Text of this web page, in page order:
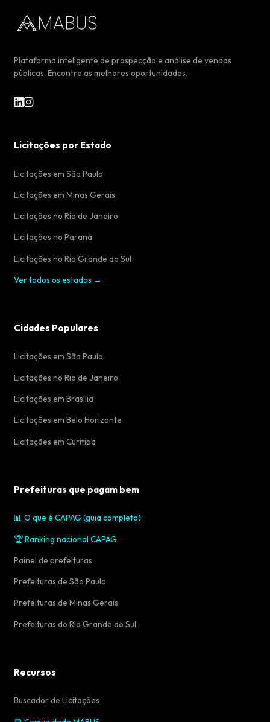
Plataforma inteligente de prospecção e análise de vendas
públicas. Encontre as melhores oportunidades.
Licitações por Estado
Licitações em São Paulo
Licitações em Minas Gerais
Licitações no Rio de Janeiro
Licitações no Paraná
Licitações no Rio Grande do Sul
Ver todos os estados →
Cidades Populares
Licitações em São Paulo
Licitações no Rio de Janeiro
Licitações em Brasília
Licitações em Belo Horizonte
Licitações em Curitiba
Prefeituras que pagam bem
📊 O que é CAPAG (guia completo)
🏆 Ranking nacional CAPAG
Painel de prefeituras
Prefeituras de São Paulo
Prefeituras de Minas Gerais
Prefeituras do Rio Grande do Sul
Recursos
Buscador de Licitações